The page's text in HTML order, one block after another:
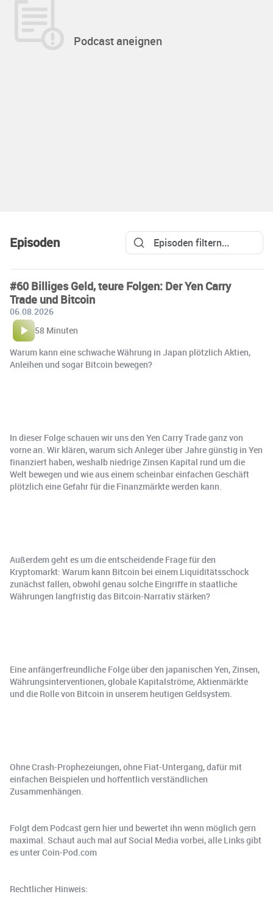
Podcast aneignen
Episoden
#60 Billiges Geld, teure Folgen: Der Yen Carry
Trade und Bitcoin
06.08.2026
58 Minuten
Warum kann eine schwache Währung in Japan plötzlich Aktien,
Anleihen und sogar Bitcoin bewegen?
In dieser Folge schauen wir uns den Yen Carry Trade ganz von
vorne an. Wir klären, warum sich Anleger über Jahre günstig in Yen
finanziert haben, weshalb niedrige Zinsen Kapital rund um die
Welt bewegen und wie aus einem scheinbar einfachen Geschäft
plötzlich eine Gefahr für die Finanzmärkte werden kann.
Außerdem geht es um die entscheidende Frage für den
Kryptomarkt: Warum kann Bitcoin bei einem Liquiditätsschock
zunächst fallen, obwohl genau solche Eingriffe in staatliche
Währungen langfristig das Bitcoin-Narrativ stärken?
Eine anfängerfreundliche Folge über den japanischen Yen, Zinsen,
Währungsinterventionen, globale Kapitalströme, Aktienmärkte
und die Rolle von Bitcoin in unserem heutigen Geldsystem.
Ohne Crash-Prophezeiungen, ohne Fiat-Untergang, dafür mit
einfachen Beispielen und hoffentlich verständlichen
Zusammenhängen.
Folgt dem Podcast gern hier und bewertet ihn wenn möglich gern
maximal. Schaut auch mal auf Social Media vorbei, alle Links gibt
es unter Coin-Pod.com
Rechtlicher Hinweis: